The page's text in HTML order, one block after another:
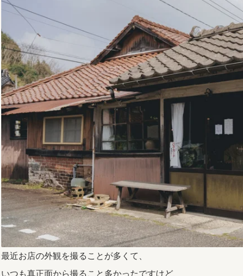
最近お店の外観を撮ることが多くて、
いつも真正面から撮ること多かったですけど、